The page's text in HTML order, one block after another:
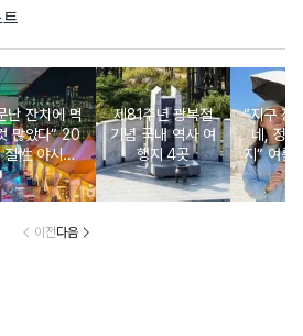
난 잔치에 먹
많았다” 20
性 야시장
페스티벌 가
하는 이유
제81주년 광복절
기념 국내 역사 여
행지 4곳
“지구 정
네, 정
지” 여름
광선
이전다음